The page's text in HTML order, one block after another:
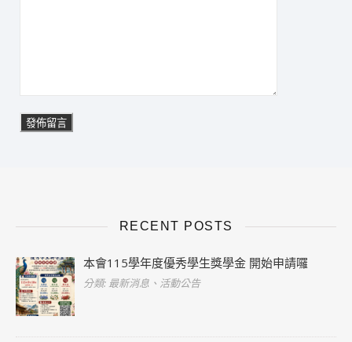
RECENT POSTS
本會115學年度優秀學生獎學金 開始申請囉
分類: 最新消息、活動公告